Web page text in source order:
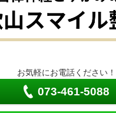
お気軽にお電話ください！
073-461-5088